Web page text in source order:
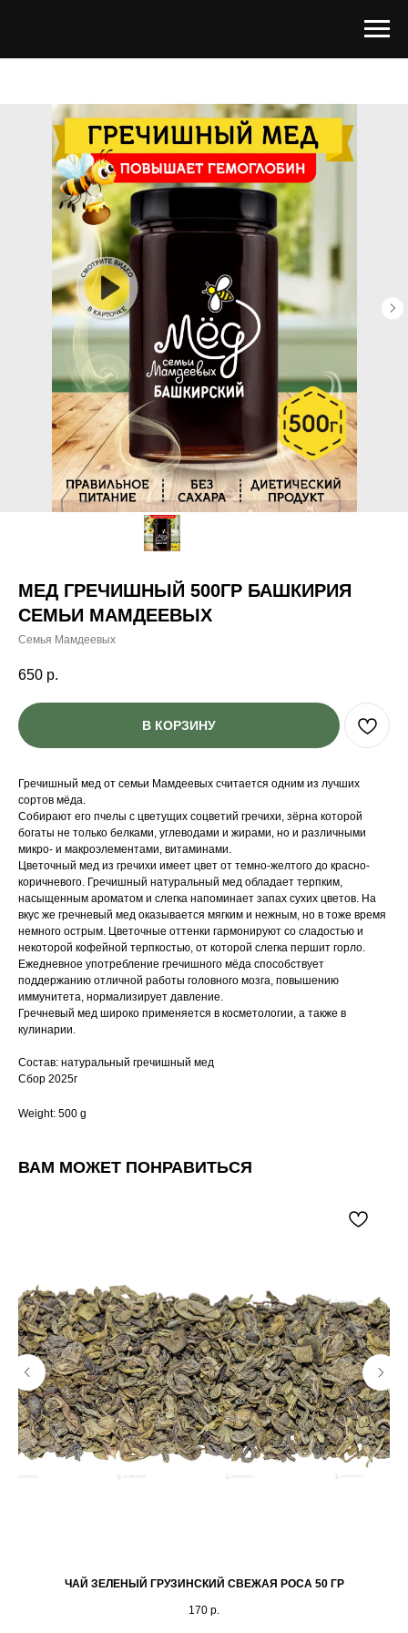
МЕД ГРЕЧИШНЫЙ 500ГР БАШКИРИЯ
СЕМЬИ МАМДЕЕВЫХ
Семья Мамдеевых
650 р.
В КОРЗИНУ
Гречишный мед от семьи Мамдеевых считается одним из лучших
сортов мёда.
Собирают его пчелы с цветущих соцветий гречихи, зёрна которой
богаты не только белками, углеводами и жирами, но и различными
микро- и макроэлементами, витаминами.
Цветочный мед из гречихи имеет цвет от темно-желтого до красно-
коричневого. Гречишный натуральный мед обладает терпким,
насыщенным ароматом и слегка напоминает запах сухих цветов. На
вкус же гречневый мед оказывается мягким и нежным, но в тоже время
немного острым. Цветочные оттенки гармонируют со сладостью и
некоторой кофейной терпкостью, от которой слегка першит горло.
Ежедневное употребление гречишного мёда способствует
поддержанию отличной работы головного мозга, повышению
иммунитета, нормализирует давление.
Гречневый мед широко применяется в косметологии, а также в
кулинарии.
Состав: натуральный гречишный мед
Сбор 2025г
Weight: 500 g
ВАМ МОЖЕТ ПОНРАВИТЬСЯ
ЧАЙ ЗЕЛЕНЫЙ ГРУЗИНСКИЙ СВЕЖАЯ РОСА 50 ГР
170 р.